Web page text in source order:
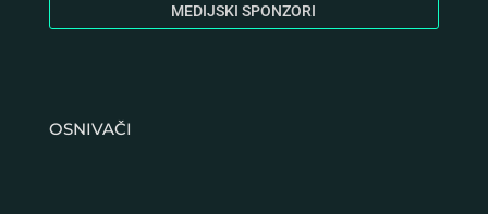
MEDIJSKI SPONZORI
OSNIVAČI